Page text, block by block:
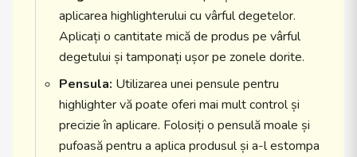
aplicarea highlighterului cu vârful degetelor.
Aplicați o cantitate mică de produs pe vârful
degetului și tamponați ușor pe zonele dorite.
Pensula: Utilizarea unei pensule pentru
highlighter vă poate oferi mai mult control și
precizie în aplicare. Folosiți o pensulă moale și
pufoasă pentru a aplica produsul și a-l estompa